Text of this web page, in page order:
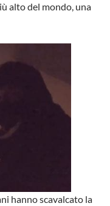
alto del mondo, una
hanno scavalcato la